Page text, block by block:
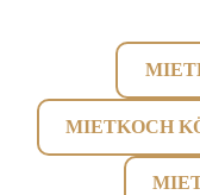
MIETKOCH